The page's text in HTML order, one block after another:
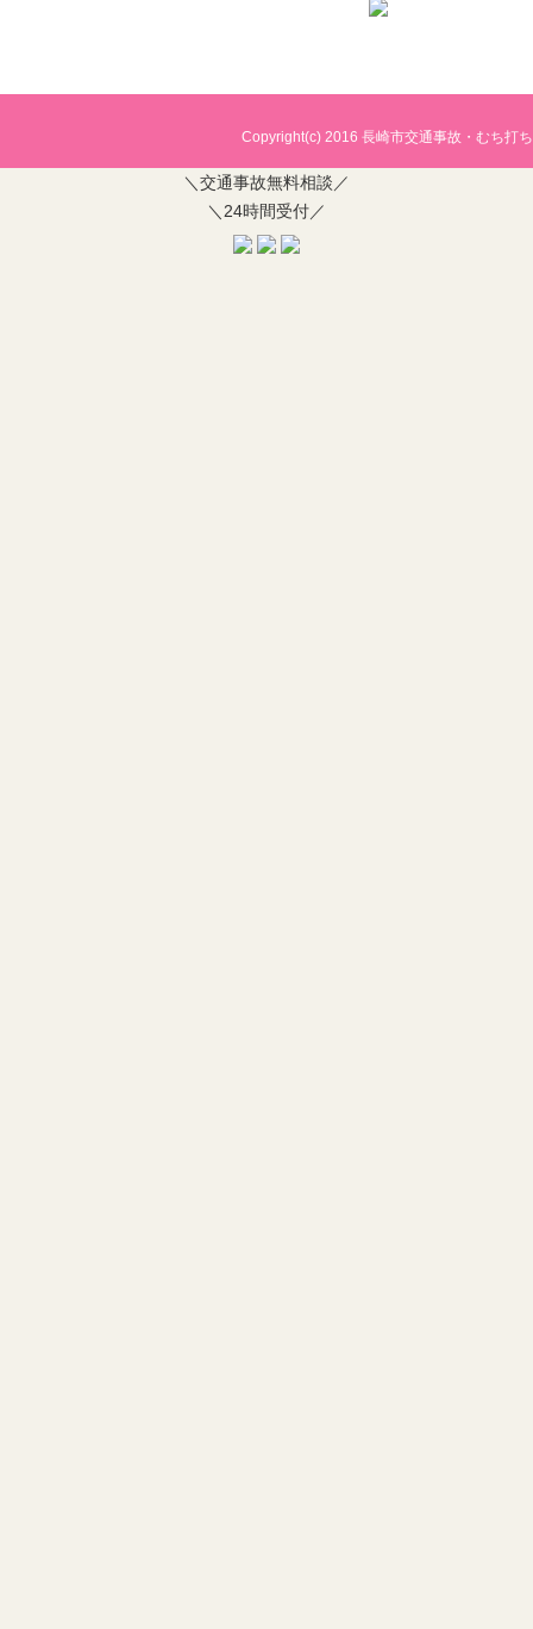
Copyright(c) 2016 長崎市交通事故・むち打
＼交通事故無料相談／
＼24時間受付／